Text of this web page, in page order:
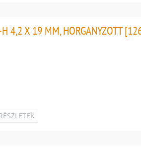
4,2 X 19 MM, HORGANYZOTT